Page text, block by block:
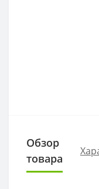
Обзор
товара